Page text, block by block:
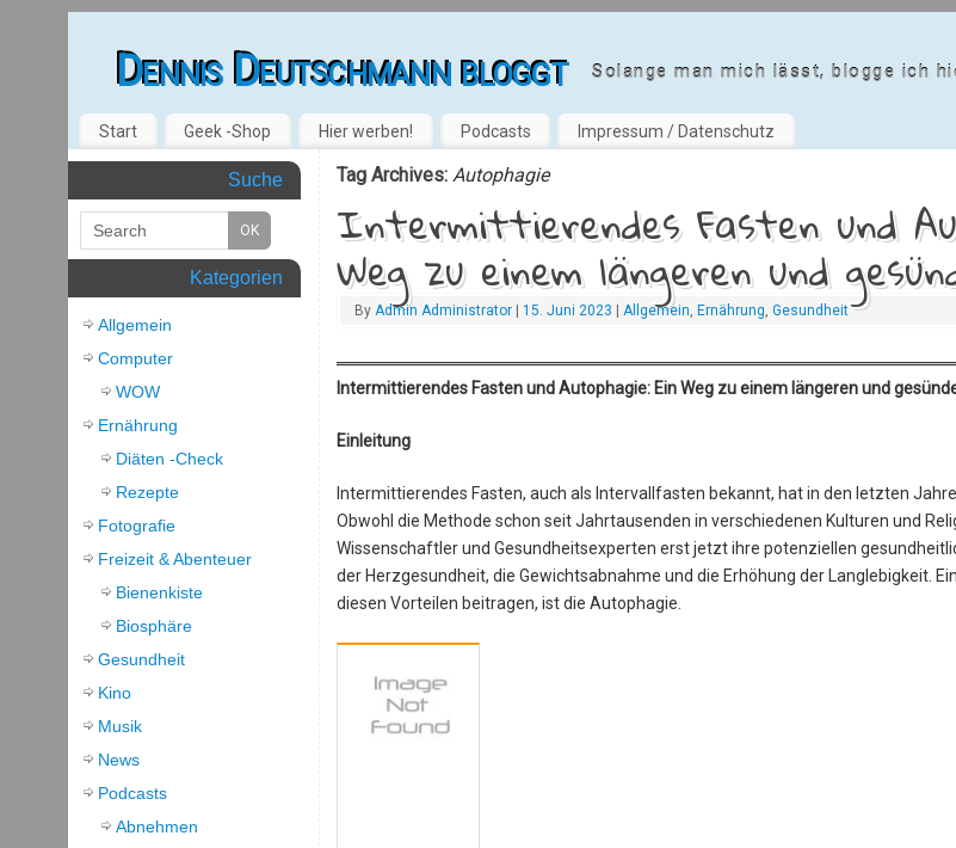
Dennis Deutschmann bloggt Solange man mich lässt, blogge ich
Start Geek -Shop Hier werben! Podcasts Impressum / Datenschutz
Tag Archives: Autophagie
Intermittierendes Fasten und
Weg zu einem längeren und
By Admin Administrator | 15. Juni 2023 | Allgemein Ernährung Gesundheit
Intermittierendes Fasten und Autophagie: Ein Weg zu einem längeren und
Einleitung
Intermittierendes Fasten, auch als Intervallfasten bekannt, hat in den letzten
Obwohl die Methode schon seit Jahrtausenden in verschiedenen Kulturen und
Wissenschaftler und Gesundheitsexperten erst jetzt ihre potenziellen
der Herzgesundheit, die Gewichtsabnahme und die Erhöhung der Langlebigkeit.
diesen Vorteilen beitragen, ist die Autophagie.
Suche
Kategorien
Allgemein
Computer
WOW
Ernährung
Diäten -Check
Rezepte
Fotografie
Freizeit & Abenteuer
Bienenkiste
Biosphäre
Gesundheit
Kino
Musik
News
Podcasts
Abnehmen